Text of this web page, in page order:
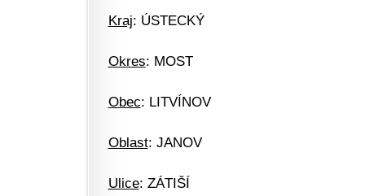
Kraj: ÚSTECKÝ
Okres: MOST
Obec: LITVÍNOV
Oblast: JANOV
Ulice: ZÁTIŠÍ